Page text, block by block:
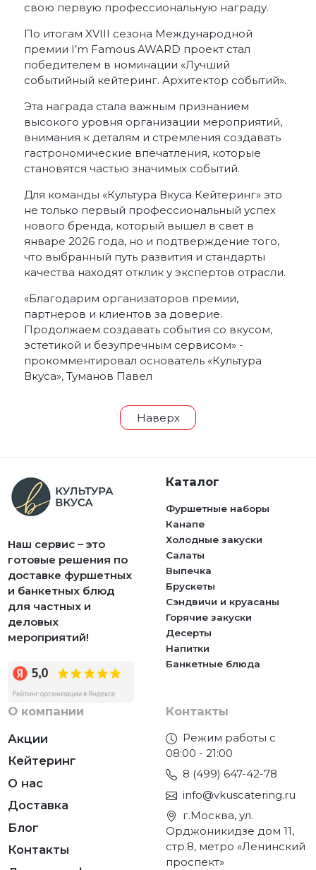
свою первую профессиональную награду.
По итогам XVIII сезона Международной
премии I’m Famous AWARD проект стал
победителем в номинации «Лучший
событийный кейтеринг. Архитектор событий».
Эта награда стала важным признанием
высокого уровня организации мероприятий,
внимания к деталям и стремления создавать
гастрономические впечатления, которые
становятся частью значимых событий.
Для команды «Культура Вкуса Кейтеринг» это
не только первый профессиональный успех
нового бренда, который вышел в свет в
январе 2026 года, но и подтверждение того,
что выбранный путь развития и стандарты
качества находят отклик у экспертов отрасли.
«Благодарим организаторов премии,
партнеров и клиентов за доверие.
Продолжаем создавать события со вкусом,
эстетикой и безупречным сервисом» -
прокомментировал основатель «Культура
Вкуса», Туманов Павел
Наверх
Наш сервис – это
готовые решения по
доставке фуршетных
и банкетных блюд
для частных и
деловых
мероприятий!
Каталог
Фуршетные наборы
Канапе
Холодные закуски
Салаты
Выпечка
Брускеты
Сэндвичи и круасаны
Горячие закуски
Десерты
Напитки
Банкетные блюда
О компании
Акции
Кейтеринг
О нас
Доставка
Блог
Контакты
Контакты
Режим работы с
08:00 - 21:00
8 (499) 647-42-78
info@vkuscatering.ru
г.Москва, ул.
Орджоникидзе дом 11,
стр.8, метро «Ленинский
проспект»